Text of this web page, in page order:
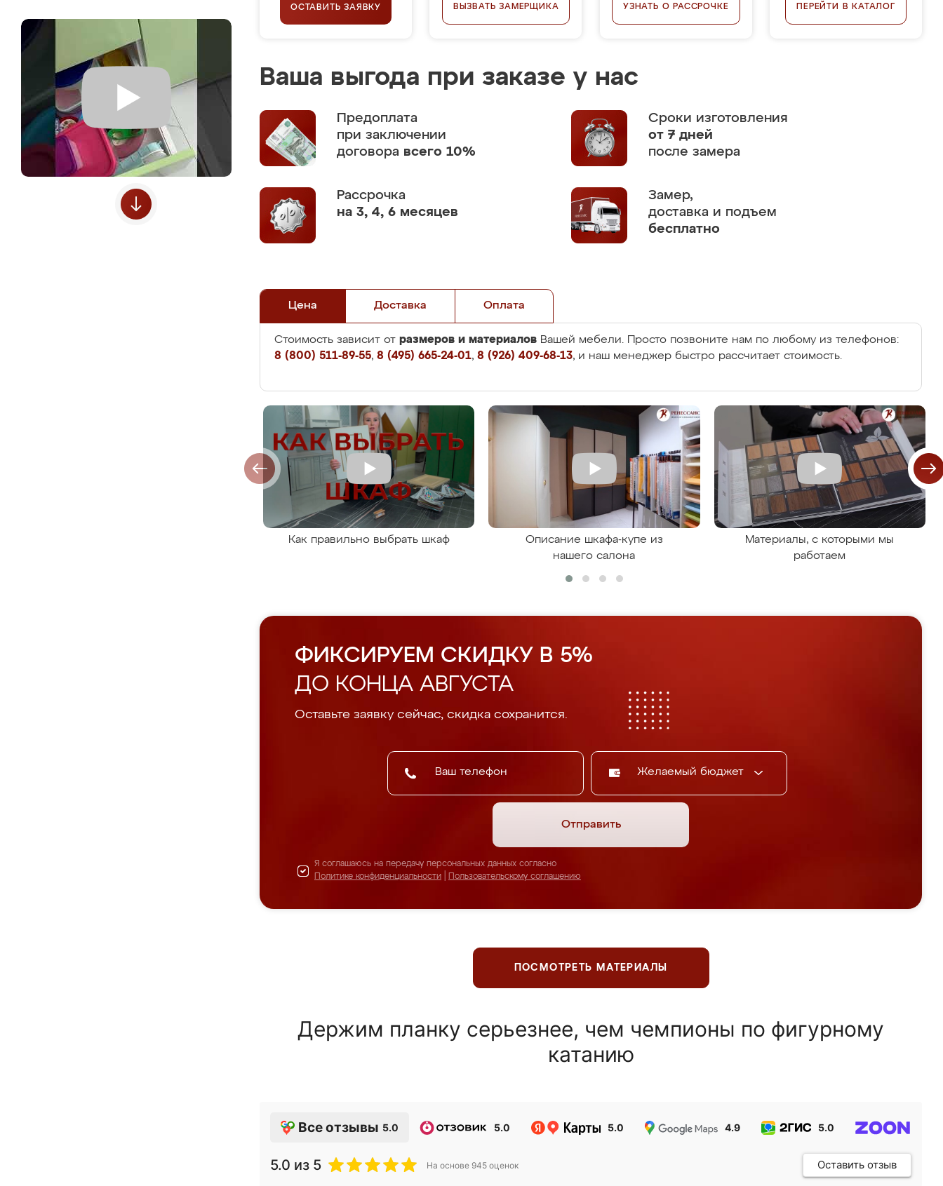
ОСТАВИТЬ ЗАЯВКУ ВЫЗВАТЬ ЗАМЕРЩИКА УЗНАТЬ О РАССРОЧКЕ ПЕРЕЙТИ В КАТАЛОГ
Ваша выгода при заказе у нас
Предоплата
при заключении
договора всего 10%
Сроки изготовления
от 7 дней
после замера
Рассрочка
на 3, 4, 6 месяцев
Замер,
доставка и подъем
бесплатно
Цена Доставка Оплата
Стоимость зависит от размеров и материалов Вашей мебели. Просто позвоните нам по любому из телефонов:
8 (800) 511-89-55, 8 (495) 665-24-01, 8 (926) 409-68-13, и наш менеджер быстро рассчитает стоимость.
Как правильно выбрать шкаф
Описание шкафа-купе из
нашего салона
Материалы, с которыми мы
работаем
ФИКСИРУЕМ СКИДКУ В 5%
ДО КОНЦА АВГУСТА
Оставьте заявку сейчас, скидка сохранится.
Желаемый бюджет
Отправить
Я соглашаюсь на передачу персональных данных согласно
Политике конфиденциальности
Пользовательскому соглашению
ПОСМОТРЕТЬ МАТЕРИАЛЫ
Держим планку серьезнее, чем чемпионы по фигурному
катанию
Все отзывы 5.0 5.0 5.0 4.9 5.0
5.0 из 5 На основе 945 оценок Оставить отзыв